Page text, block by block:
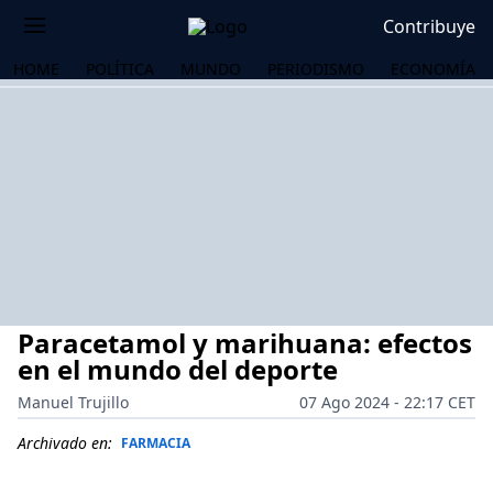
Contribuye
HOME POLÍTICA MUNDO PERIODISMO ECONOMÍA
Paracetamol y marihuana: efectos
en el mundo del deporte
Manuel Trujillo
07 Ago 2024 - 22:17 CET
Archivado en: FARMACIA